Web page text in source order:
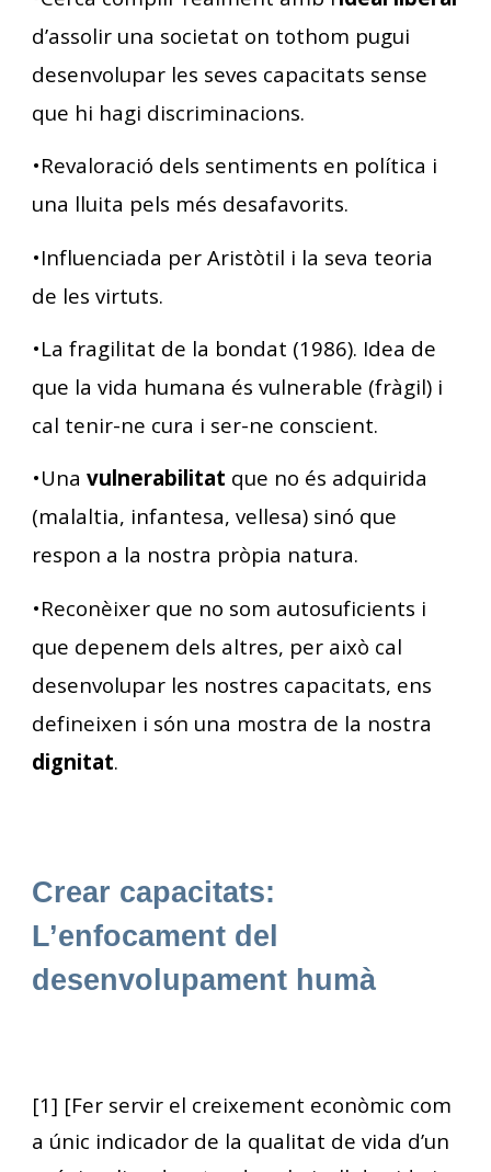
d’assolir una societat on tothom pugui
desenvolupar les seves capacitats sense
que hi hagi discriminacions.
•Revaloració dels sentiments en política i
una lluita pels més desafavorits.
•Influenciada per Aristòtil i la seva teoria
de les virtuts.
•La fragilitat de la bondat (1986). Idea de
que la vida humana és vulnerable (fràgil) i
cal tenir-ne cura i ser-ne conscient.
•Unavulnerabilitat que no és adquirida
(malaltia, infantesa, vellesa) sinó que
respon a la nostra pròpia natura.
•Reconèixer que no som autosuficients i
que depenem dels altres, per això cal
desenvolupar les nostres capacitats, ens
defineixen i són una mostra de la nostra
dignitat.
Crear capacitats:
L’enfocament del
desenvolupament humà
[1] [Fer servir el creixement econòmic com
a únic indicador de la qualitat de vida d’un